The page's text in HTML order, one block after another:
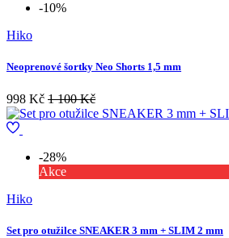
-10%
Hiko
Neoprenové šortky Neo Shorts 1,5 mm
998 Kč 1 100 Kč
-28%
Akce
Hiko
Set pro otužilce SNEAKER 3 mm + SLIM 2 mm